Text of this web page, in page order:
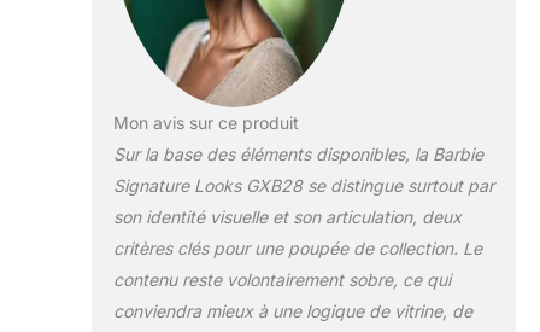
présente un
visage unique et
de beaux
cheveux blonds
tenue haut de
gamme inclut
des bottines
compensées et
une robe blanche
aux manches
bouffantes
Mon avis sur ce produit
Sur la base des éléments disponibles, la Barbie
Signature Looks GXB28 se distingue surtout par
son identité visuelle et son articulation, deux
critères clés pour une poupée de collection. Le
contenu reste volontairement sobre, ce qui
conviendra mieux à une logique de vitrine, de